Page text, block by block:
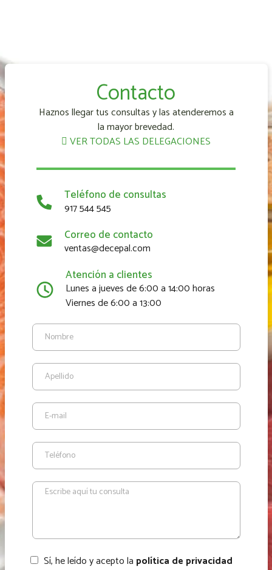
Contacto
Haznos llegar tus consultas y las atenderemos a
la mayor brevedad.
VER TODAS LAS DELEGACIONES
Teléfono de consultas
917 544 545
Correo de contacto
ventas@decepal.com
Atención a clientes
Lunes a jueves de 6:00 a 14:00 horas
Viernes de 6:00 a 13:00
Sí, he leído y acepto la política de privacidad